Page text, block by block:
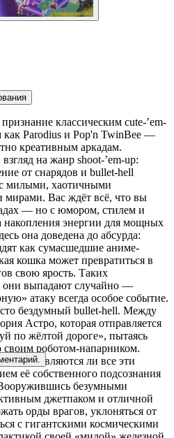
классическим cute-’em-
как Parodius и Pop'n TwinBee —
креативным аркадам.
на жанр shoot-’em-up:
от снарядов и bullet-hell
с милыми, хаотичными
Вас ждёт всё, что вы
— но с юмором, стилем и
накопления энергии для мощных
она доведена до абсурда:
как сумасшедшие аниме-
кошка может превратиться в
свою ярость. Таких
они выпадают случайно —
атаку всегда особое событие.
бездумный bullet-hell. Между
Астро, которая отправляется
по жёлтой дороге», пытаясь
своим роботом-напарником.
а не являются ли все эти
её собственного подсознания
безумными
джетпаком и отличной
орды врагов, уклоняться от
с гигантскими космическими